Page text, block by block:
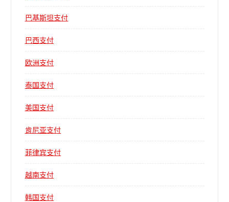
巴基斯坦支付
巴西支付
欧洲支付
泰国支付
美国支付
肯尼亚支付
菲律宾支付
越南支付
韩国支付